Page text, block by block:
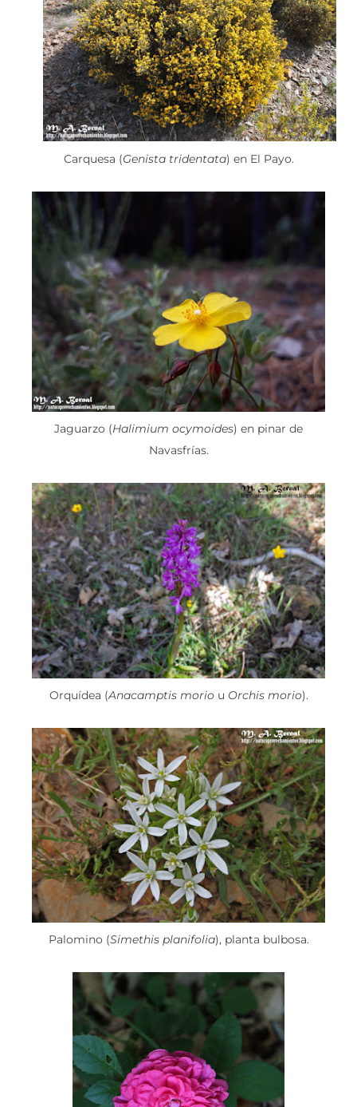
Carquesa (Genista tridentata) en El Payo.
Jaguarzo (Halimium ocymoides) en pinar de
Navasfrías.
Orquídea (Anacamptis moriou Orchis morio).
Palomino (Simethis planifolia), planta bulbosa.